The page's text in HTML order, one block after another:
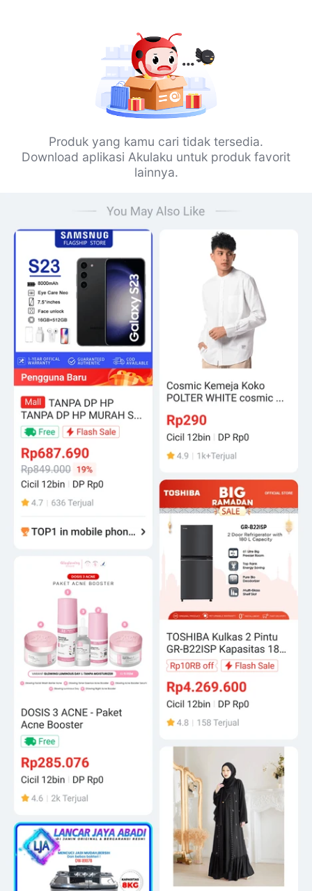
Produk yang kamu cari tidak tersedia.
Download aplikasi Akulaku untuk produk favorit
lainnya.